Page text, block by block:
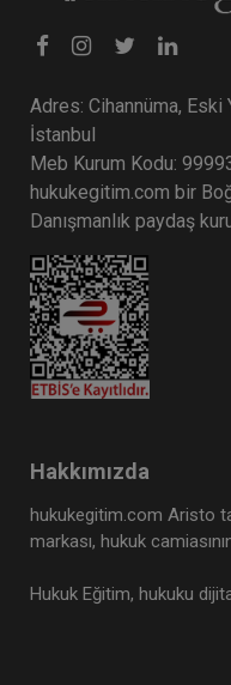
Boşanma
360 TL
Tüketici
Kongresi - I.
Adres: Cihannüma, Eski
İstanbul
Meb Kurum Kodu:
hukukegitim.com bir
Danışmanlık paydaş
Hakkımızda
hukukegitim.com Aristo
markası, hukuk
Hukuk Eğitim, hukuku